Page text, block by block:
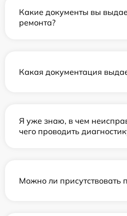
Какие документы вы
ремонта?
Какая документация
Я уже знаю, в чем
чего проводить
Можно ли присутствовать